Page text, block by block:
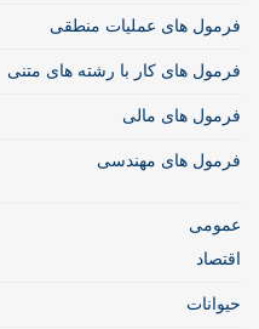
فرمول های عملیات منطقی
فرمول های کار با رشته های متنی
فرمول های مالی
فرمول های مهندسی
عمومی
اقتصاد
حیوانات